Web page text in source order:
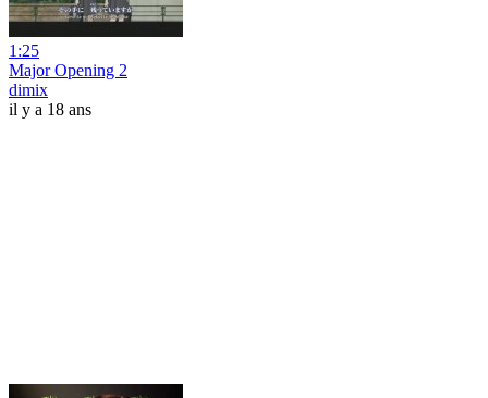
1:25
Major Opening 2
dimix
il y a 18 ans